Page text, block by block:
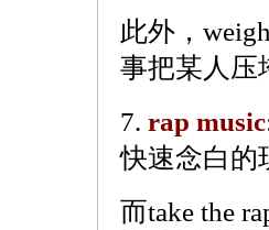
此外，
事把某人压
7. rap music
快速念白的
而take the